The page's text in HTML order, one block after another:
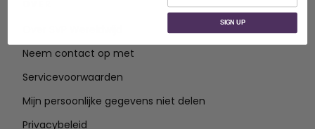
Neem contact op met
Servicevoorwaarden
Mijn persoonlijke gegevens niet delen
Privacybeleid
SIGN UP